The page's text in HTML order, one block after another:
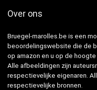
Over ons
Bruegel-marolles.be is een
beoordelingswebsite die de
op amazon en u op de
Alle afbeeldingen zijn
respectievelijke eigenaren.
respectievelijke bronnen.